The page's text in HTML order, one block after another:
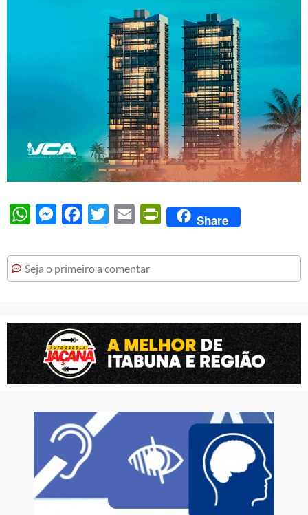
WhatsAppMessengerFacebook
Twitter Email PrintFriendly
Share
Seja o primeiro a comentar